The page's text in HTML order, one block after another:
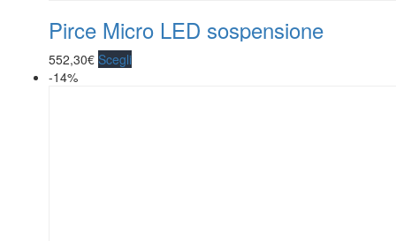
Pirce Micro LED sospensione
552,30€ Scegli
-14%